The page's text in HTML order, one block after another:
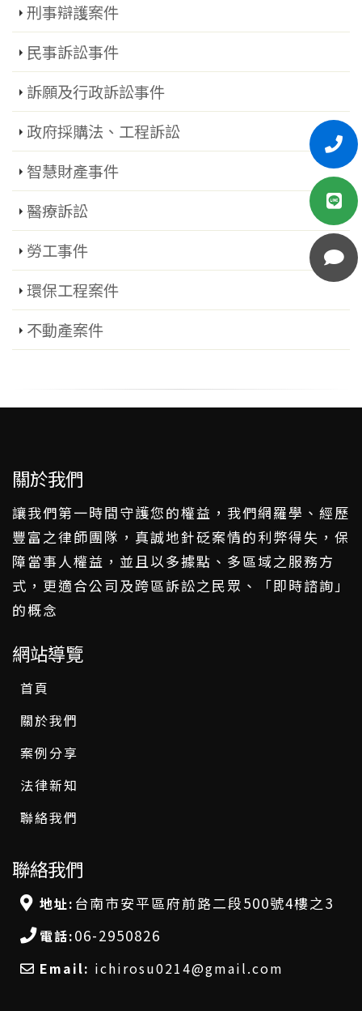
刑事辯護案件
民事訴訟事件
訴願及行政訴訟事件
政府採購法、工程訴訟
智慧財產事件
醫療訴訟
勞工事件
環保工程案件
不動產案件
關於我們
讓我們第一時間守護您的權益，我們網羅學、經歷
豐富之律師團隊，真誠地針砭案情的利弊得失，保
障當事人權益，並且以多據點、多區域之服務方
式，更適合公司及跨區訴訟之民眾、「即時諮詢」
的概念
網站導覽
首頁
關於我們
案例分享
法律新知
聯絡我們
聯絡我們
地址: 台南市安平區府前路二段500號4樓之3
電話:06-2950826
Email: ichirosu0214@gmail.com